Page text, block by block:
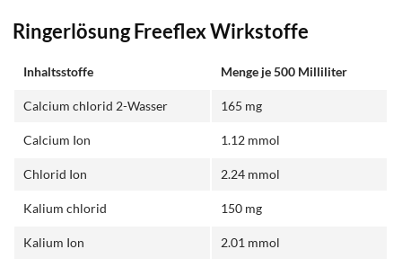
Ringerlösung Freeflex Wirkstoffe
Inhaltsstoffe Menge je 500 Milliliter
Calcium chlorid 2-Wasser 165 mg
Calcium Ion 1.12 mmol
Chlorid Ion 2.24 mmol
Kalium chlorid 150 mg
Kalium Ion 2.01 mmol